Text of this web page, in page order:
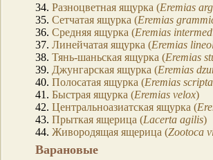
34. Разноцветная ящурка (Eremias
35. Сетчатая ящурка (Eremias
36. Средняя ящурка (Eremias
37. Линейчатая ящурка (Eremias
38. Тянь-шаньская ящурка (Eremias
39. Джунгарская ящурка (Eremias
40. Полосатая ящурка (Eremias scripta
41. Быстрая ящурка (Eremias velox)
42. Центральноазиатская ящурка (
43. Прыткая ящерица (Lacerta agilis)
44. Живородящая ящерица (Zootoca
Варановые